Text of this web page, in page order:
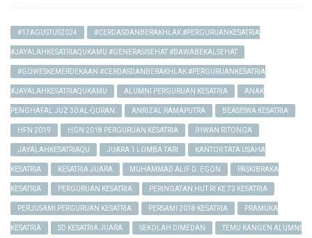
#17AGUSTUS2024 #CERDASDANBERAKHLAK #PERGURUANKESATRIA
#JAYALAHKESATRIAQUKAMU #GENERASISEHAT #BAWABEKALSEHAT
#GOWESKEMERDEKAAN #CERDASDANBERAKHLAK #PERGURUANKESATRIA
#JAYALAHKESATRIAQUKAMU ALUMNI PERGURUAN KESATRIA ANAK
PENGHAFAL JUZ 30 AL-QURAN ANRIZAL RAMAPUTRA BEASISWA KESATRIA
HFN 2019 HGN 2018 PERGURUAN KESATRIA IHWAN RITONGA
JAYALAHKESATRIAQU JUARA 1 LOMBA TARI KANTOR TATA USAHA
KESATRIA KESATRIA JUARA MUHAMMAD ALIF D. EGON PASKIBRAKA
KESATRIA PERGURUAN KESATRIA PERINGATAN HUT RI KE 73 KESATRIA
PERJUSAMI PERGURUAN KESATRIA PERSAMI 2018 KESATRIA PRAMUKA
KESATRIA SD KESATRIA JUARA SEKOLAH DIMEDAN TEMU KANGEN ALUMNI